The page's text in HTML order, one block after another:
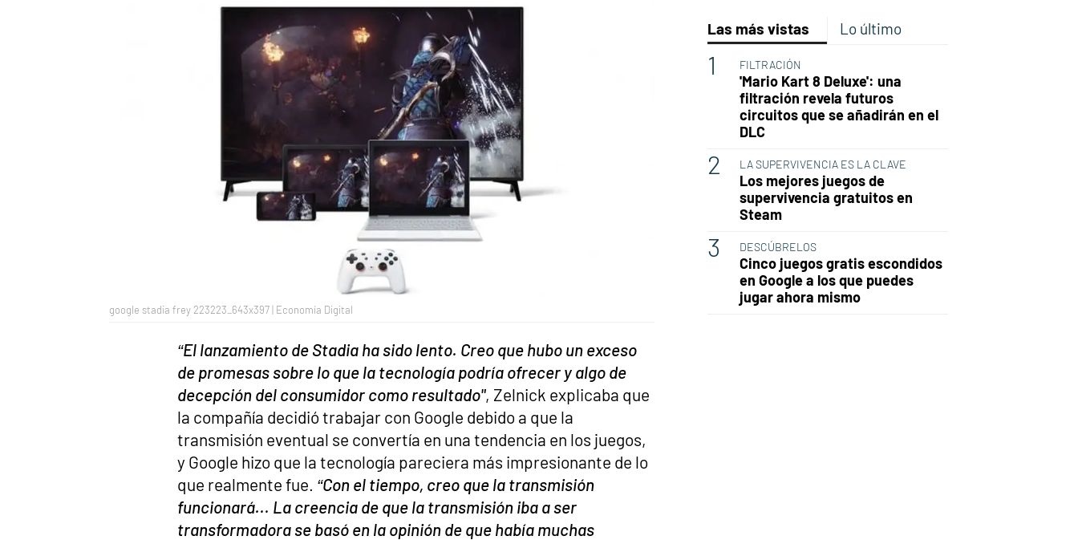
google stadia frey 223223_643x397 | Economía Digital
“El lanzamiento de Stadia ha sido lento. Creo que hubo un exceso
de promesas sobre lo que la tecnología podría ofrecer y algo de
decepción del consumidor como resultado", Zelnick explicaba que
la compañía decidió trabajar con Google debido a que la
transmisión eventual se convertía en una tendencia en los juegos,
y Google hizo que la tecnología pareciera más impresionante de lo
que realmente fue. “Con el tiempo, creo que la transmisión
funcionará... La creencia de que la transmisión iba a ser
transformadora se basó en la opinión de que había muchas
Las más vistas Lo último
FILTRACIÓN
'Mario Kart 8 Deluxe': una
filtración revela futuros
circuitos que se añadirán en el
DLC
LA SUPERVIVENCIA ES LA CLAVE
Los mejores juegos de
supervivencia gratuitos en
Steam
DESCÚBRELOS
Cinco juegos gratis escondidos
en Google a los que puedes
jugar ahora mismo